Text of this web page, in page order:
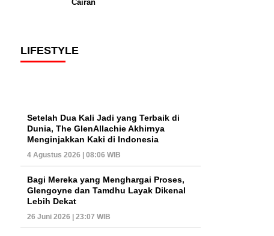
Cairan
LIFESTYLE
Setelah Dua Kali Jadi yang Terbaik di
Dunia, The GlenAllachie Akhirnya
Menginjakkan Kaki di Indonesia
4 Agustus 2026 | 08:06 WIB
Bagi Mereka yang Menghargai Proses,
Glengoyne dan Tamdhu Layak Dikenal
Lebih Dekat
26 Juni 2026 | 23:07 WIB